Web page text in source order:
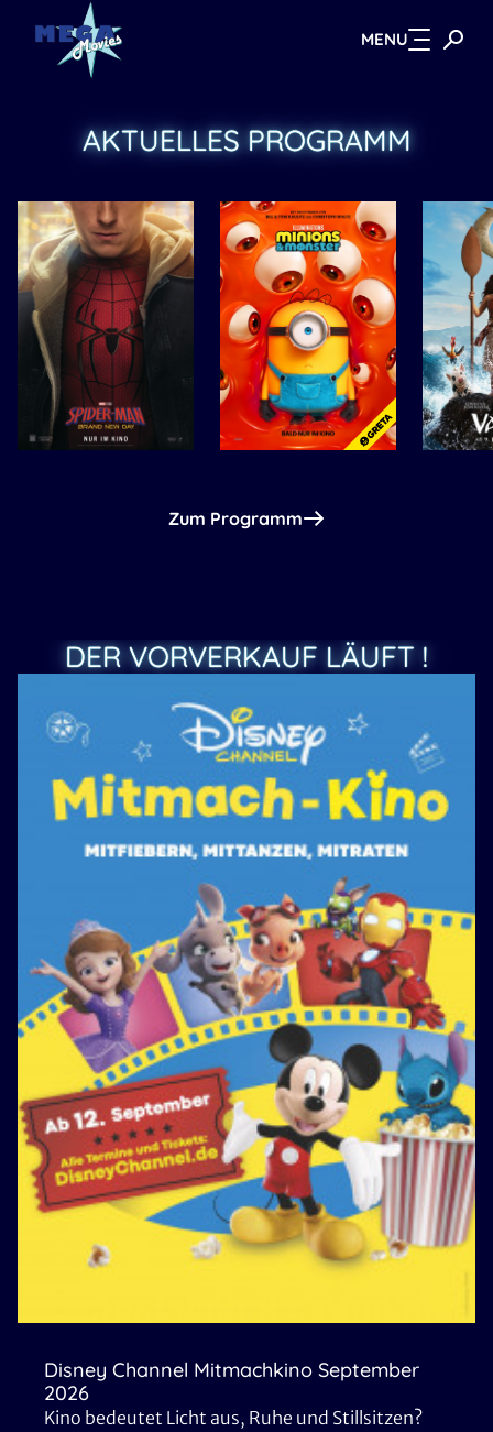
Zum Hauptinhalt springen MENU
AKTUELLES PROGRAMM
Zum Programm
DER VORVERKAUF LÄUFT !
Disney Channel Mitmachkino September
2026
Kino bedeutet Licht aus, Ruhe und Stillsitzen?